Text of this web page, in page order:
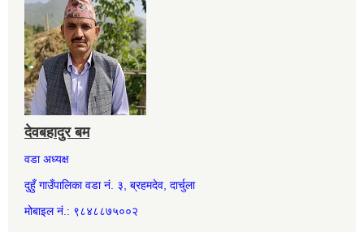
देवबहादुर बम
वडा अध्यक्ष
दुहुँ गाउँपालिका वडा नं. ३, ब्रहमदेव, दार्चुला
मोबाइल नं.: ९८४८८७५००२